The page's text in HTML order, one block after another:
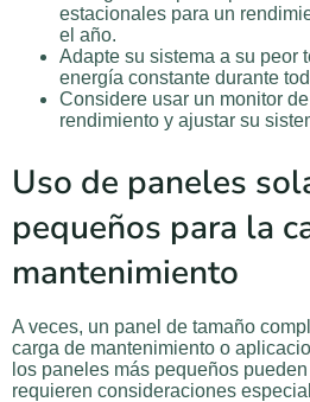
estacionales para un
el año.
Adapte su sistema a su peor
energía constante durante
Considere usar un monitor
rendimiento y ajustar su
Uso de paneles
pequeños para la
mantenimiento
A veces, un panel de tamaño
carga de mantenimiento o
los paneles más pequeños
requieren consideraciones